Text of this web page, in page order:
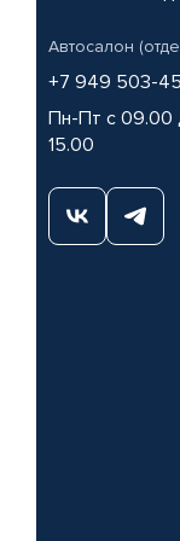
Автосалон
+7 949 503-
Пн-Пт с 09.00
15.00